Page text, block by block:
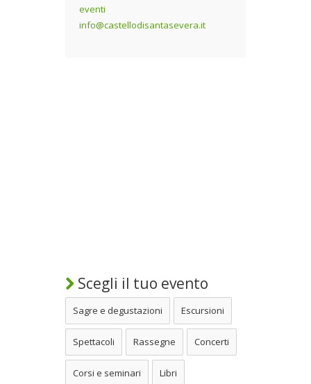
eventi
info@castellodisantasevera.it
Scegli il tuo evento
Sagre e degustazioni Escursioni
Spettacoli Rassegne Concerti
Corsi e seminari Libri